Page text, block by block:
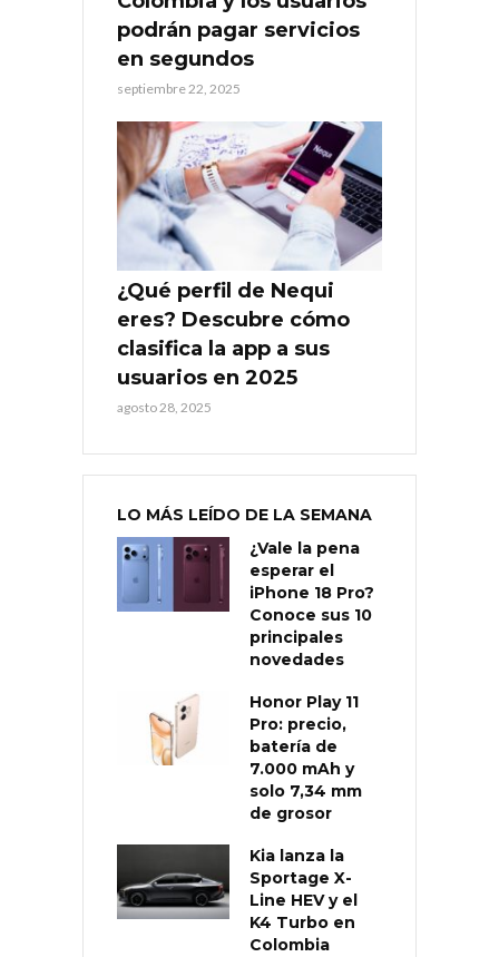
podrán pagar servicios
en segundos
septiembre 22, 2025
¿Qué perfil de Nequi
eres? Descubre cómo
clasifica la app a sus
usuarios en 2025
agosto 28, 2025
LO MÁS LEÍDO DE LA SEMANA
¿Vale la pena
esperar el
iPhone 18 Pro?
Conoce sus 10
principales
novedades
Honor Play 11
Pro: precio,
batería de
7.000 mAh y
solo 7,34 mm
de grosor
Kia lanza la
Sportage X-
Line HEV y el
K4 Turbo en
Colombia